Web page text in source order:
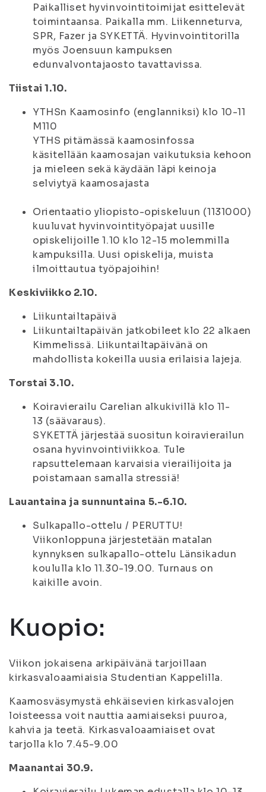
Paikalliset hyvinvointitoimijat esittelevät
toimintaansa. Paikalla mm. Liikenneturva,
SPR, Fazer ja SYKETTÄ. Hyvinvointitorilla
myös Joensuun kampuksen
edunvalvontajaosto tavattavissa.
Tiistai 1.10.
YTHSn Kaamosinfo (englanniksi) klo 10-11
M110
YTHS pitämässä kaamosinfossa
käsitellään kaamosajan vaikutuksia kehoon
ja mieleen sekä käydään läpi keinoja
selviytyä kaamosajasta
Orientaatio yliopisto-opiskeluun (1131000)
kuuluvat hyvinvointityöpajat uusille
opiskelijoille 1.10 klo 12-15 molemmilla
kampuksilla. Uusi opiskelija, muista
ilmoittautua työpajoihin!
Keskiviikko 2.10.
Liikuntailtapäivä
Liikuntailtapäivän jatkobileet klo 22 alkaen
Kimmelissä. Liikuntailtapäivänä on
mahdollista kokeilla uusia erilaisia lajeja.
Torstai 3.10.
Koiravierailu Carelian alkukivillä klo 11-
13 (säävaraus).
SYKETTÄ järjestää suositun koiravierailun
osana hyvinvointiviikkoa. Tule
rapsuttelemaan karvaisia vierailijoita ja
poistamaan samalla stressiä!
Lauantaina ja sunnuntaina 5.-6.10.
Sulkapallo-ottelu / PERUTTU!
Viikonloppuna järjestetään matalan
kynnyksen sulkapallo-ottelu Länsikadun
koululla klo 11.30-19.00. Turnaus on
kaikille avoin.
Kuopio:
Viikon jokaisena arkipäivänä tarjoillaan
kirkasvaloaamiaisia Studentian Kappelilla.
Kaamosväsymystä ehkäisevien kirkasvalojen
loisteessa voit nauttia aamiaiseksi puuroa,
kahvia ja teetä. Kirkasvaloaamiaiset ovat
tarjolla klo 7.45-9.00
Maanantai 30.9.